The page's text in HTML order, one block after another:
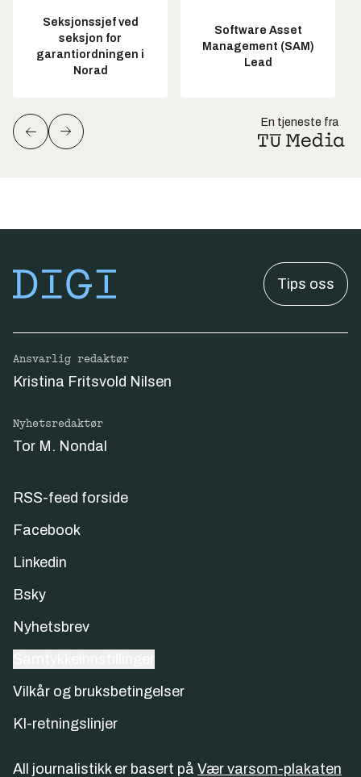
Seksjonssjef ved
seksjon for
garantiordningen i
Norad
Software Asset
Management (SAM)
Lead
En tjeneste fra
Tips oss
Ansvarlig redaktør
Kristina Fritsvold Nilsen
Nyhetsredaktør
Tor M. Nondal
RSS-feed forside
Facebook
Linkedin
Bsky
Nyhetsbrev
Vilkår og bruksbetingelser
KI-retningslinjer
All journalistikk er basert på Vær varsom-plakaten